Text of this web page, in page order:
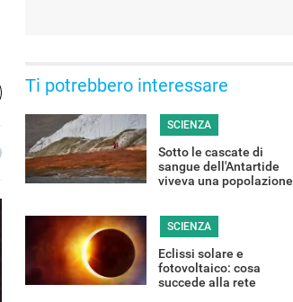
Ti potrebbero interessare
SCIENZA
Sotto le cascate di
sangue dell'Antartide
viveva una popolazione
SCIENZA
Eclissi solare e
fotovoltaico: cosa
succede alla rete